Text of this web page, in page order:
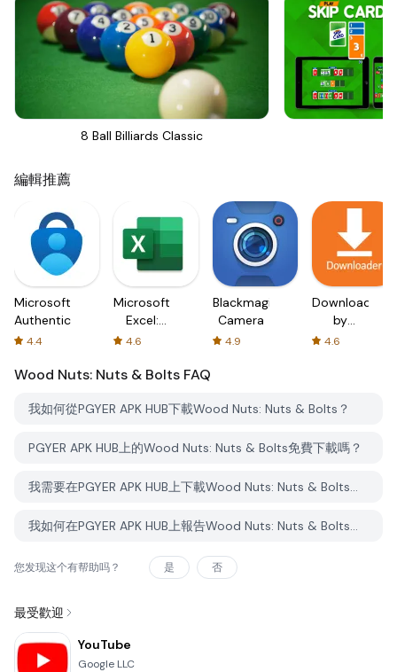
8 Ball Billiards Classic
編輯推薦
Microsoft
Authenticator
4.4
Microsoft
Excel:
Spreadsheets
4.6
Blackmagic
Camera
4.9
Downloader
by
AFTVnews
4.6
Wood Nuts: Nuts & Bolts FAQ
我如何從PGYER APK HUB下載Wood Nuts: Nuts & Bolts？
PGYER APK HUB上的Wood Nuts: Nuts & Bolts免費下載嗎？
我需要在PGYER APK HUB上下載Wood Nuts: Nuts & Bolts時需要帳戶嗎？
我如何在PGYER APK HUB上報告Wood Nuts: Nuts & Bolts的問題？
您发现这个有帮助吗？ 是 否
最受歡迎
YouTube
Google LLC